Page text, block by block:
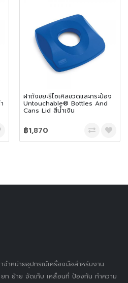
ฝาถังขยะรีไซเคิลขวดและกระป๋อง
Untouchable® Bottles And
Cans Lid สีน้ำเงิน
฿1,870
จำหน่ายอุปกรณ์เครื่องมือสำหรับงาน
ก ย้าย จัดเก็บ เคลื่อนที่ ป้องกัน ทำความ